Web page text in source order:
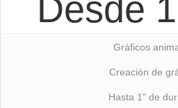
Desde
Gráficos
Creación de
Hasta 1" de